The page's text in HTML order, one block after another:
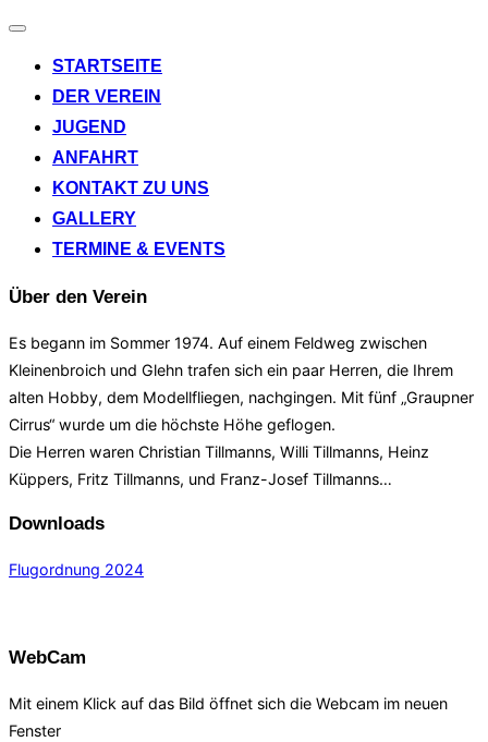
Navigation
STARTSEITE
DER VEREIN
JUGEND
ANFAHRT
KONTAKT ZU UNS
GALLERY
TERMINE & EVENTS
Über den Verein
Es begann im Sommer 1974. Auf einem Feldweg zwischen
Kleinenbroich und Glehn trafen sich ein paar Herren, die Ihrem
alten Hobby, dem Modellfliegen, nachgingen. Mit fünf „Graupner
Cirrus“ wurde um die höchste Höhe geflogen.
Die Herren waren Christian Tillmanns, Willi Tillmanns, Heinz
Küppers, Fritz Tillmanns, und Franz-Josef Tillmanns…
Downloads
Flugordnung 2024
WebCam
Mit einem Klick auf das Bild öffnet sich die Webcam im neuen
Fenster